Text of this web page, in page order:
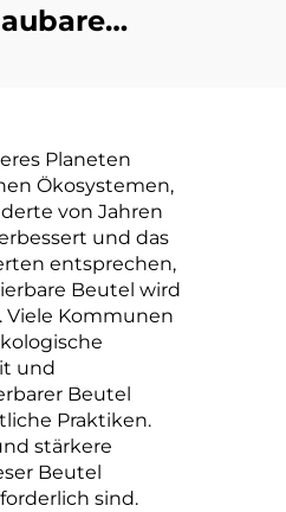
Maisstärke
Planeten
Ökosystemen,
von Jahren
und das
entsprechen,
Beutel wird
Kommunen
und
Beutel
Praktiken.
stärkere
Beutel
sind.